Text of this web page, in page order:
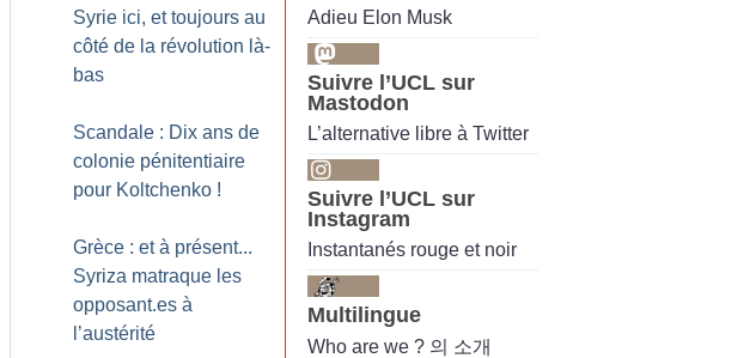
Syrie ici, et toujours au
côté de la révolution là-
bas
Scandale : Dix ans de
colonie pénitentiaire
pour Koltchenko !
Grèce : et à présent...
Syriza matraque les
opposant.es à
l’austérité
Adieu Elon Musk
Suivre l’UCL sur
Mastodon
L’alternative libre à Twitter
Suivre l’UCL sur
Instagram
Instantanés rouge et noir
Multilingue
Who are we ? 의 소개